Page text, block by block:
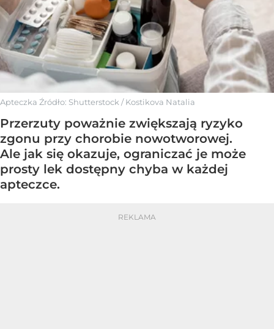
Apteczka Źródło: Shutterstock /Kostikova Natalia
Przerzuty poważnie zwiększają ryzyko
zgonu przy chorobie nowotworowej.
Ale jak się okazuje, ograniczać je może
prosty lek dostępny chyba w każdej
apteczce.